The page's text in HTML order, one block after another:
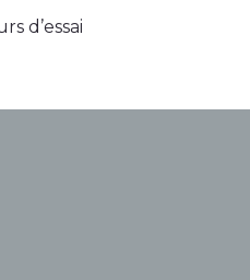
d’essai
d’essai